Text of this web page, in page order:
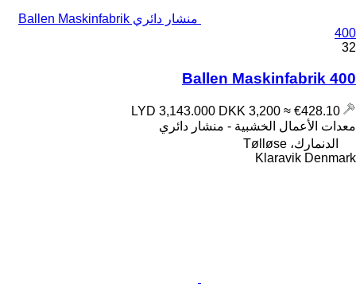
منشار دائري Ballen Maskinfabrik
400
32
Ballen Maskinfabrik 400
DKK 3,200 ≈ €428.10
معدات الأعمال الخشبية - منشار دائري
الدنمارك، Tølløse
Klaravik Denmark